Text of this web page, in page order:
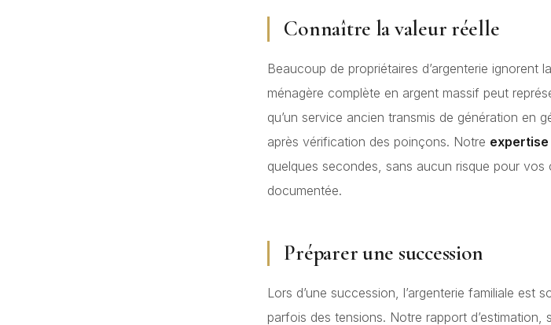
Connaître la valeur réelle
Beaucoup de propriétaires d’argenterie ignorent
ménagère complète en argent massif peut
qu’un service ancien transmis de génération en
après vérification des poinçons. Notre expertise
quelques secondes, sans aucun risque pour
documentée.
Préparer une succession
Lors d’une succession, l’argenterie familiale
parfois des tensions. Notre rapport d’estimation,